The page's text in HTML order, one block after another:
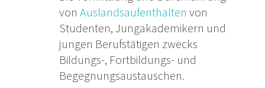
von Auslandsaufenthalten von
Studenten, Jungakademikern und
jungen Berufstätigen zwecks
Bildungs-, Fortbildungs- und
Begegnungsaustauschen.